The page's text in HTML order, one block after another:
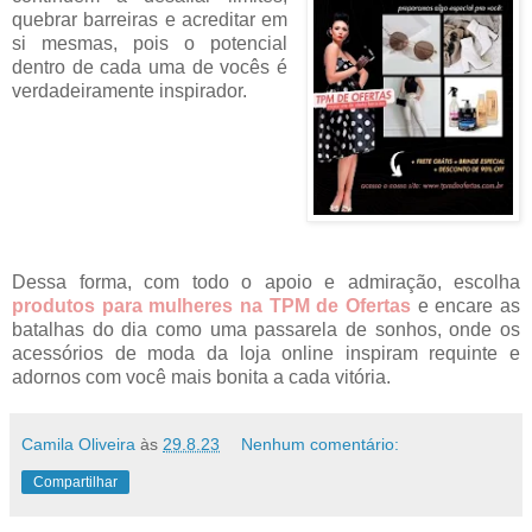
quebrar barreiras e acreditar em
si mesmas, pois o potencial
dentro de cada uma de vocês é
verdadeiramente inspirador.
Dessa forma, com todo o apoio e admiração, escolha
produtos para mulheres na TPM de Ofertas e encare as
batalhas do dia como uma passarela de sonhos, onde os
acessórios de moda da loja online inspiram requinte e
adornos com você mais bonita a cada vitória.
Camila Oliveira às 29.8.23 Nenhum comentário:
Compartilhar